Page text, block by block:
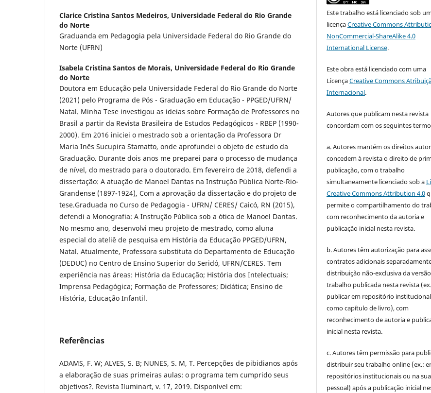
Clarice Cristina Santos Medeiros, Universidade Federal do Rio Grande
do Norte
Graduanda em Pedagogia pela Universidade Federal do Rio Grande do
Norte (UFRN)
Isabela Cristina Santos de Morais, Universidade Federal do Rio Grande
do Norte
Doutora em Educação pela Universidade Federal do Rio Grande do Norte
(2021) pelo Programa de Pós - Graduação em Educação - PPGED/UFRN/
Natal. Minha Tese investigou as ideias sobre Formação de Professores no
Brasil a partir da Revista Brasileira de Estudos Pedagógicos - RBEP (1990-
2000). Em 2016 iniciei o mestrado sob a orientação da Professora Dr
Maria Inês Sucupira Stamatto, onde aprofundei o objeto de estudo da
Graduação. Durante dois anos me preparei para o processo de mudança
de nível, do mestrado para o doutorado. Em fevereiro de 2018, defendi a
dissertação: A atuação de Manoel Dantas na Instrução Pública Norte-Rio-
Grandense (1897-1924), Com a aprovação da dissertação e do projeto de
tese.Graduada no Curso de Pedagogia - UFRN/ CERES/ Caicó, RN (2015),
defendi a Monografia: A Instrução Pública sob a ótica de Manoel Dantas.
No mesmo ano, desenvolvi meu projeto de mestrado, como aluna
especial do ateliê de pesquisa em História da Educação PPGED/UFRN,
Natal. Atualmente, Professora substituta do Departamento de Educação
(DEDUC) no Centro de Ensino Superior do Seridó, UFRN/CERES. Tem
experiência nas áreas: História da Educação; História dos Intelectuais;
Imprensa Pedagógica; Formação de Professores; Didática; Ensino de
História, Educação Infantil.
Referências
ADAMS, F. W; ALVES, S. B; NUNES, S. M, T. Percepções de pibidianos após
a elaboração de suas primeiras aulas: o programa tem cumprido seus
objetivos?. Revista Iluminart, v. 17, 2019. Disponível em:
Este trabalho está licenciado sob
licençaCreative Commons
NonCommercial-ShareAlike 4.0
International License.
Este obra está licenciado com uma
LicençaCreative Commons
Internacional.
Autores que publicam nesta revista
concordam com os seguintes
a. Autores mantém os direitos
concedem à revista o direito de
publicação, com o trabalho
simultaneamente licenciado sob a
Creative Commons Attribution 4.0
permite o compartilhamento do
com reconhecimento da autoria e
publicação inicial nesta revista.
b. Autores têm autorização para
contratos adicionais
distribuição não-exclusiva da
trabalho publicada nesta revista
publicar em repositório
como capítulo de livro), com
reconhecimento de autoria e
inicial nesta revista.
c. Autores têm permissão para
distribuir seu trabalho online (ex.:
repositórios institucionais ou na
pessoal) após a publicação inicial